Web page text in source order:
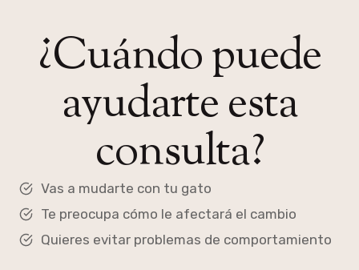
¿Cuándo puede
ayudarte esta
consulta?
Vas a mudarte con tu gato
Te preocupa cómo le afectará el cambio
Quieres evitar problemas de comportamiento